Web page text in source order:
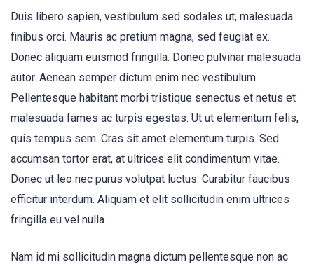
Duis libero sapien, vestibulum sed sodales ut, malesuada
finibus orci. Mauris ac pretium magna, sed feugiat ex.
Donec aliquam euismod fringilla. Donec pulvinar malesuada
autor. Aenean semper dictum enim nec vestibulum.
Pellentesque habitant morbi tristique senectus et netus et
malesuada fames ac turpis egestas. Ut ut elementum felis,
quis tempus sem. Cras sit amet elementum turpis. Sed
accumsan tortor erat, at ultrices elit condimentum vitae.
Donec ut leo nec purus volutpat luctus. Curabitur faucibus
efficitur interdum. Aliquam et elit sollicitudin enim ultrices
fringilla eu vel nulla.
Nam id mi sollicitudin magna dictum pellentesque non ac